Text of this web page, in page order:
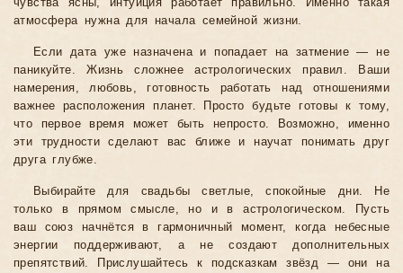
чувства ясны, интуиция работает правильно. Именно такая
атмосфера нужна для начала семейной жизни.
Если дата уже назначена и попадает на затмение — не
паникуйте. Жизнь сложнее астрологических правил. Ваши
намерения, любовь, готовность работать над отношениями
важнее расположения планет. Просто будьте готовы к тому,
что первое время может быть непросто. Возможно, именно
эти трудности сделают вас ближе и научат понимать друг
друга глубже.
Выбирайте для свадьбы светлые, спокойные дни. Не
только в прямом смысле, но и в астрологическом. Пусть
ваш союз начнётся в гармоничный момент, когда небесные
энергии поддерживают, а не создают дополнительных
препятствий. Прислушайтесь к подсказкам звёзд — они на